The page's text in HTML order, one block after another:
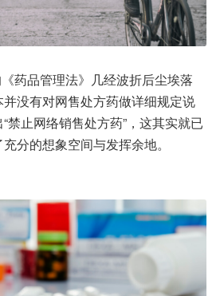
药品管理法》几经波折后尘埃落
没有对网售处方药做详细规定说
禁止网络销售处方药”，这其实就已
分的想象空间与发挥余地。